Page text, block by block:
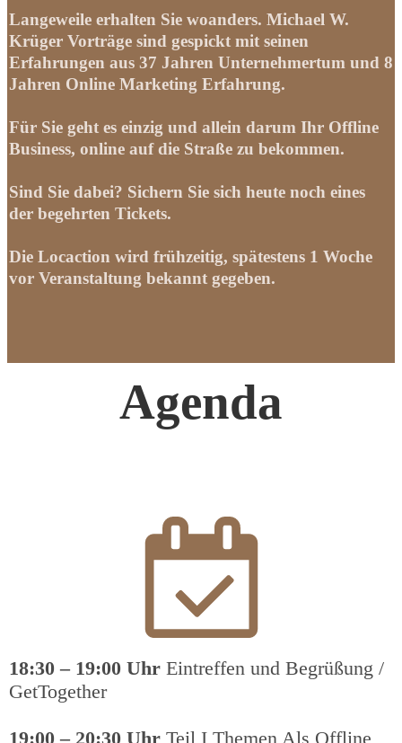
Langeweile erhalten Sie woanders. Michael W.
Krüger Vorträge sind gespickt mit seinen
Erfahrungen aus 37 Jahren Unternehmertum und 8
Jahren Online Marketing Erfahrung.
Für Sie geht es einzig und allein darum Ihr Offline
Business, online auf die Straße zu bekommen.
Sind Sie dabei? Sichern Sie sich heute noch eines
der begehrten Tickets.
Die Locaction wird frühzeitig, spätestens 1 Woche
vor Veranstaltung bekannt gegeben.
Agenda
18:30 – 19:00 Uhr Eintreffen und Begrüßung /
GetTogether
19:00 – 20:30 Uhr Teil I Themen Als Offline